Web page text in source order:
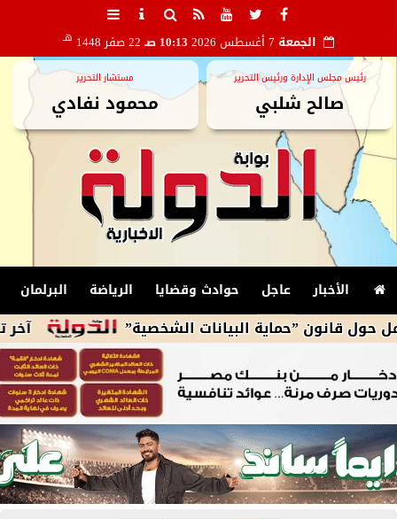
الجمعة 10:13 صـ 22 صفر 1448 هـ
رئيس مجلس الإدارة ورئيس التحرير
صالح شلبي
مستشار التحرير
محمود نفادي
الأخبار عاجل حوادث وقضايا الرياضة البرلمان
آخر تطورات أسعار الذهب البيانات الشخصية”